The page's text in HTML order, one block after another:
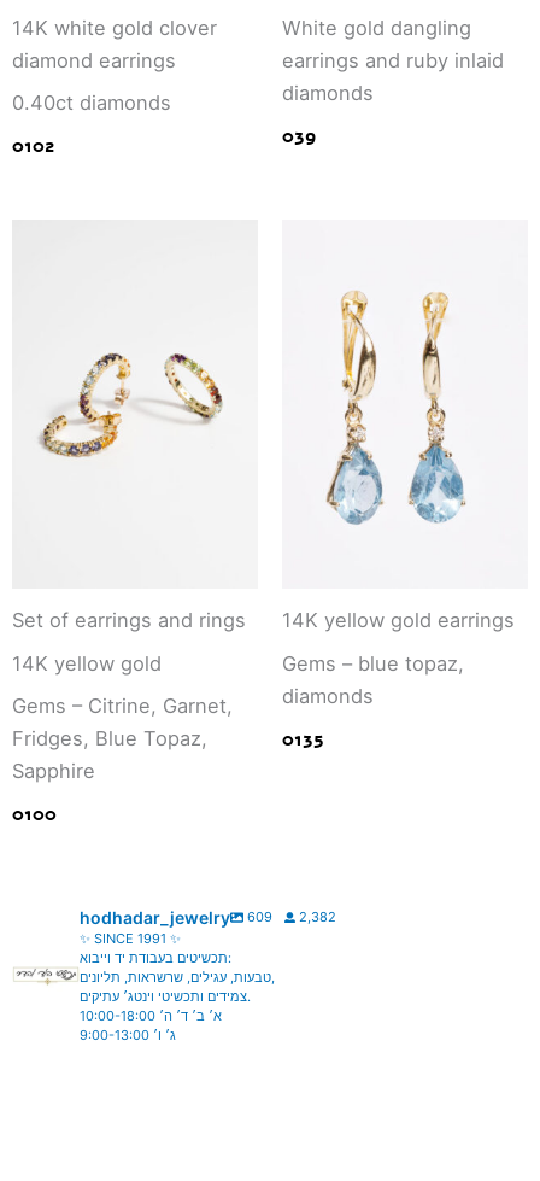
14K white gold clover
diamond earrings
0.40ct diamonds
0102
White gold dangling
earrings and ruby ​​inlaid
diamonds
039
Set of earrings and rings
14K yellow gold
Gems – Citrine, Garnet,
Fridges, Blue Topaz,
Sapphire
0100
14K yellow gold earrings
Gems – blue topaz,
diamonds
0135
hodhadar_jewelry 609
2,382
✨ SINCE 1991 ✨
תכשיטים בעבודת יד וייבוא:
צמידים ותכשיטי וינטג׳ עתיקים.
א׳ ב׳ ד׳ ה׳ 10:00-18:00
ג׳ ו׳ 9:00-13:00